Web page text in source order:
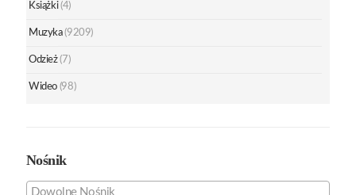
Książki (4)
Muzyka (9209)
Odzież (7)
Wideo (98)
Nośnik